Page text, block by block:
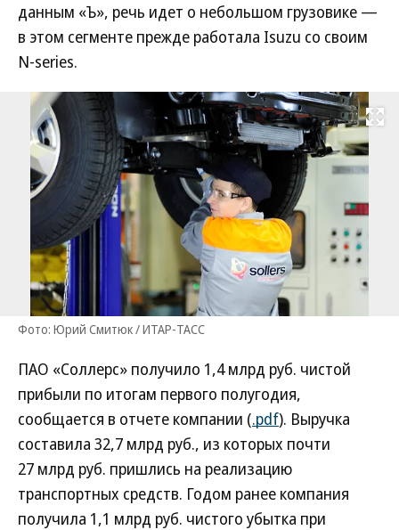
данным «Ъ», речь идет о небольшом грузовике —
в этом сегменте прежде работала Isuzu со своим
N-series.
Развернуть
Фото: Юрий Смитюк / ИТАР-ТАСС
ПАО «Соллерс» получило 1,4 млрд руб. чистой
прибыли по итогам первого полугодия,
сообщается в отчете компании (.pdf). Выручка
составила 32,7 млрд руб., из которых почти
27 млрд руб. пришлись на реализацию
транспортных средств. Годом ранее компания
получила 1,1 млрд руб. чистого убытка при